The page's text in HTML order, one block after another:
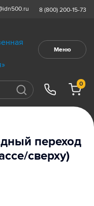
8 (800) 200-15-73
Меню
0
переход
сверху)